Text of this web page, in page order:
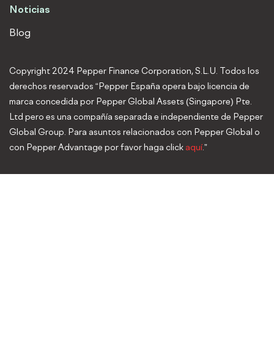
Noticias
Blog
Copyright 2024 Pepper Finance Corporation, S.L.U. Todos los
derechos reservados “Pepper España opera bajo licencia de
marca concedida por Pepper Global Assets (Singapore) Pte.
Ltd pero es una compañía separada e independiente de Pepper
Global Group. Para asuntos relacionados con Pepper Global o
con Pepper Advantage por favor haga click aquí.”